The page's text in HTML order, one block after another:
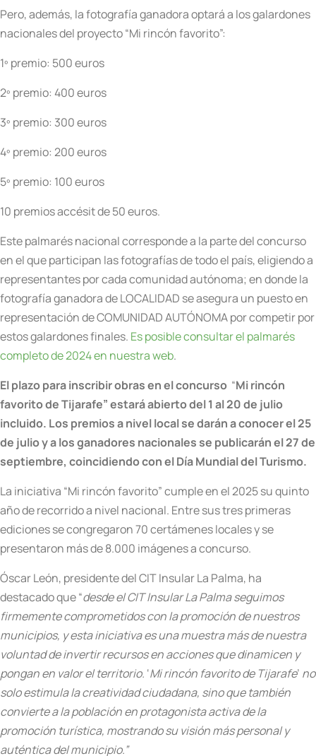
Pero, además, la fotografía ganadora optará a los galardones
nacionales del proyecto “Mi rincón favorito”:
1º premio: 500 euros
2º premio: 400 euros
3º premio: 300 euros
4º premio: 200 euros
5º premio: 100 euros
10 premios accésit de 50 euros.
Este palmarés nacional corresponde a la parte del concurso
en el que participan las fotografías de todo el país, eligiendo a
representantes por cada comunidad autónoma; en donde la
fotografía ganadora de LOCALIDAD se asegura un puesto en
representación de COMUNIDAD AUTÓNOMA por competir por
estos galardones finales. Es posible consultar el palmarés
completo de 2024 en nuestra web.
El plazo para inscribir obras en el concurso “Mi rincón
favorito de Tijarafe” estará abierto del 1 al 20 de julio
incluido. Los premios a nivel local se darán a conocer el 25
de julio y a los ganadores nacionales se publicarán el 27 de
septiembre, coincidiendo con el Día Mundial del Turismo.
La iniciativa “Mi rincón favorito” cumple en el 2025 su quinto
año de recorrido a nivel nacional. Entre sus tres primeras
ediciones se congregaron 70 certámenes locales y se
presentaron más de 8.000 imágenes a concurso.
Óscar León, presidente del CIT Insular La Palma, ha
destacado que“desde el CIT Insular La Palma seguimos
firmemente comprometidos con la promoción de nuestros
municipios, y esta iniciativa es una muestra más de nuestra
voluntad de invertir recursos en acciones que dinamicen y
pongan en valor el territorio. ‘Mi rincón favorito de Tijarafe’ no
solo estimula la creatividad ciudadana, sino que también
convierte a la población en protagonista activa de la
promoción turística, mostrando su visión más personal y
auténtica del municipio.”